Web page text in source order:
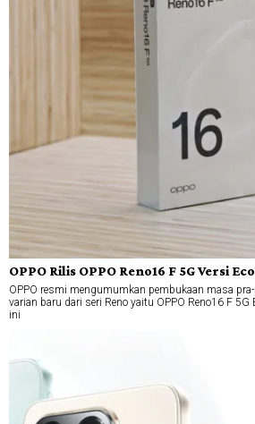
OPPO Rilis OPPO Reno16 F 5G Versi
OPPO resmi mengumumkan pembukaan masa
varian baru dari seri Reno yaitu OPPO Reno16 F 5G
ini